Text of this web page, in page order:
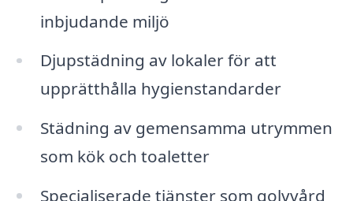
inbjudande miljö
Djupstädning av lokaler för att
upprätthålla hygienstandarder
Städning av gemensamma utrymmen
som kök och toaletter
Specialiserade tjänster som golvvård